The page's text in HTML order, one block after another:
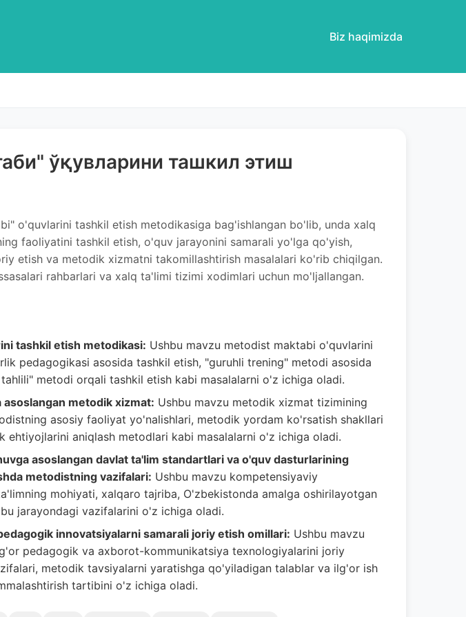
Biz haqimizda
ўқувларини ташкил этиш
o'quvlarini tashkil etish metodikasiga bag'ishlangan bo'lib, unda xalq
faoliyatini tashkil etish, o'quv jarayonini samarali yo'lga qo'yish,
etish va metodik xizmatni takomillashtirish masalalari ko'rib chiqilgan.
rahbarlari va xalq ta'limi tizimi xodimlari uchun mo'ljallangan.
tashkil etish metodikasi: Ushbu mavzu metodist maktabi o'quvlarini
pedagogikasi asosida tashkil etish, "guruhli trening" metodi asosida
metodi orqali tashkil etish kabi masalalarni o'z ichiga oladi.
metodik xizmat: Ushbu mavzu metodik xizmat tizimining
asosiy faoliyat yo'nalishlari, metodik yordam ko'rsatish shakllari
ehtiyojlarini aniqlash metodlari kabi masalalarni o'z ichiga oladi.
asoslangan davlat ta'lim standartlari va o'quv dasturlarining
metodistning vazifalari: Ushbu mavzu kompetensiyaviy
mohiyati, xalqaro tajriba, O'zbekistonda amalga oshirilayotgan
jarayondagi vazifalarini o'z ichiga oladi.
innovatsiyalarni samarali joriy etish omillari: Ushbu mavzu
pedagogik va axborot-kommunikatsiya texnologiyalarini joriy
metodik tavsiyalarni yaratishga qo'yiladigan talablar va ilg'or ish
tartibini o'z ichiga oladi.